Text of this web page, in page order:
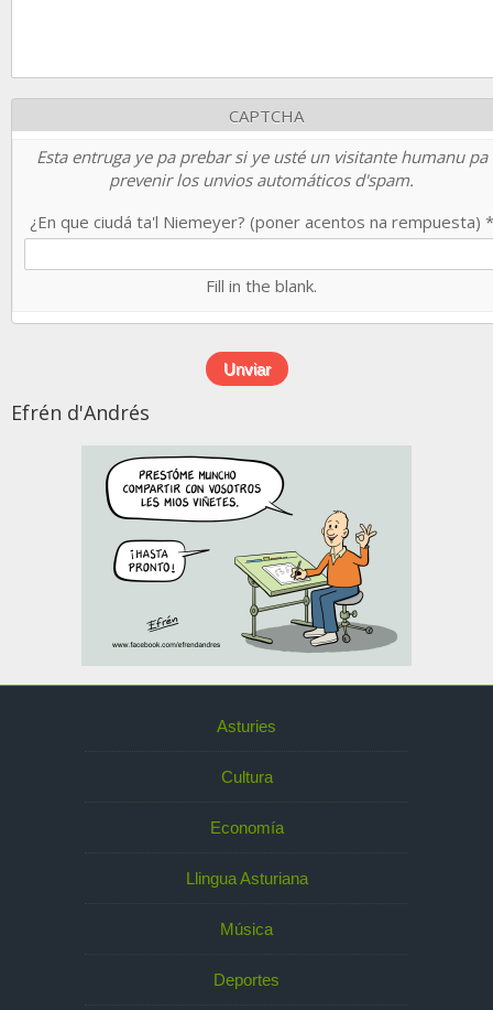
CAPTCHA
Esta entruga ye pa prebar si ye usté un visitante humanu pa
prevenir los unvios automáticos d'spam.
¿En que ciudá ta'l Niemeyer? (poner acentos na rempuesta) *
Fill in the blank.
Efrén d'Andrés
Asturies
Cultura
Economía
Llingua Asturiana
Música
Deportes